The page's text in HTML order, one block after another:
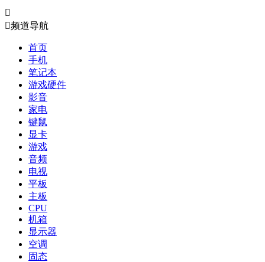

频道导航
首页
手机
笔记本
游戏硬件
影音
家电
键鼠
显卡
游戏
音频
电视
平板
主板
CPU
机箱
显示器
空调
固态